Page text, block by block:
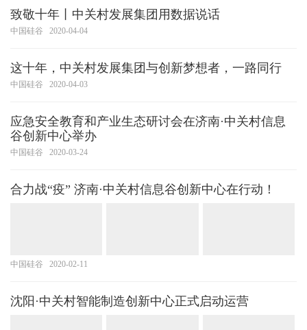
致敬十年丨中关村发展集团用数据说话
中国硅谷 2020-04-04
这十年，中关村发展集团与创新梦想者，一路同行
中国硅谷 2020-04-03
应急安全教育和产业生态研讨会在济南·中关村信息
谷创新中心举办
中国硅谷 2020-03-24
合力战“疫” 济南·中关村信息谷创新中心在行动！
中国硅谷 2020-02-11
沈阳·中关村智能制造创新中心正式启动运营